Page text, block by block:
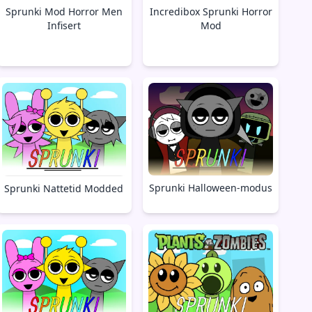
Sprunki Mod Horror Men
Infisert
Incredibox Sprunki Horror
Mod
Sprunki Nattetid Modded Sprunki Halloween-modus